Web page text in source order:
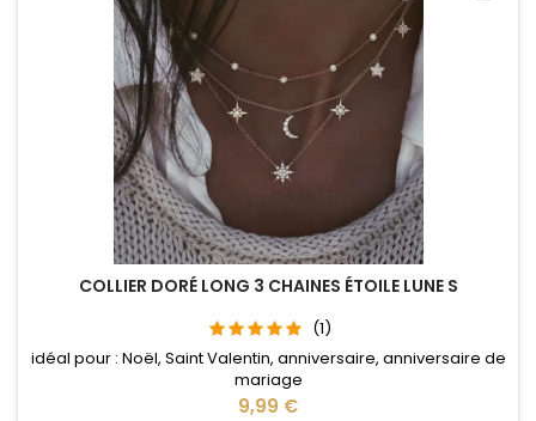
COLLIER DORÉ LONG 3 CHAINES ÉTOILE LUNE S
(1)
idéal pour : Noël, Saint Valentin, anniversaire, anniversaire de
mariage
Prix
9,99 €